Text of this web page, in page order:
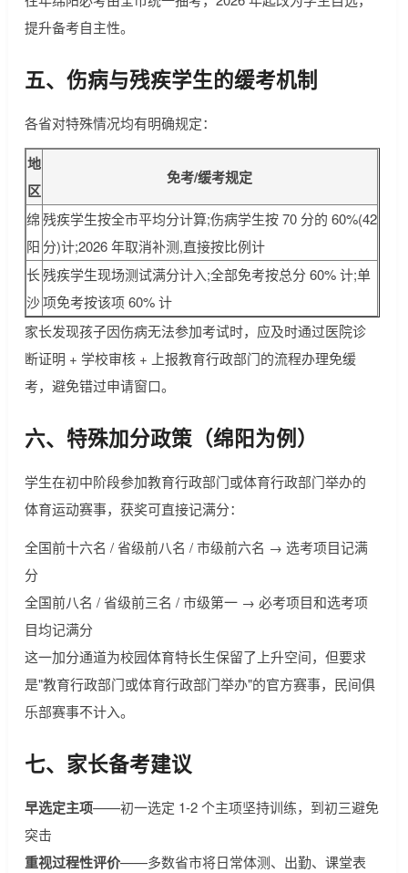
提升备考自主性。
五、伤病与残疾学生的缓考机制
各省对特殊情况均有明确规定：
地
区
免考/缓考规定
绵
阳
残疾学生按全市平均分计算;伤病学生按 70 分的 60%(42
分)计;2026 年取消补测,直接按比例计
长
沙
残疾学生现场测试满分计入;全部免考按总分 60% 计;单
项免考按该项 60% 计
家长发现孩子因伤病无法参加考试时，应及时通过医院诊
断证明 + 学校审核 + 上报教育行政部门的流程办理免缓
考，避免错过申请窗口。
六、特殊加分政策（绵阳为例）
学生在初中阶段参加教育行政部门或体育行政部门举办的
体育运动赛事，获奖可直接记满分：
全国前十六名 / 省级前八名 / 市级前六名 → 选考项目记满
分
全国前八名 / 省级前三名 / 市级第一 → 必考项目和选考项
目均记满分
这一加分通道为校园体育特长生保留了上升空间，但要求
是"教育行政部门或体育行政部门举办"的官方赛事，民间俱
乐部赛事不计入。
七、家长备考建议
早选定主项——初一选定 1-2 个主项坚持训练，到初三避免
突击
重视过程性评价——多数省市将日常体测、出勤、课堂表